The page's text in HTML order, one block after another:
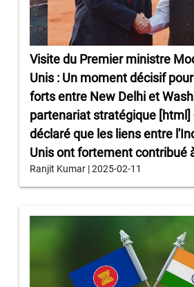
Visite du Premier ministre
Unis : Un moment décisif
forts entre New Delhi et
partenariat stratégique [html]
déclaré que les liens entre
Unis ont fortement contribué
Ranjit Kumar | 2025-02-11